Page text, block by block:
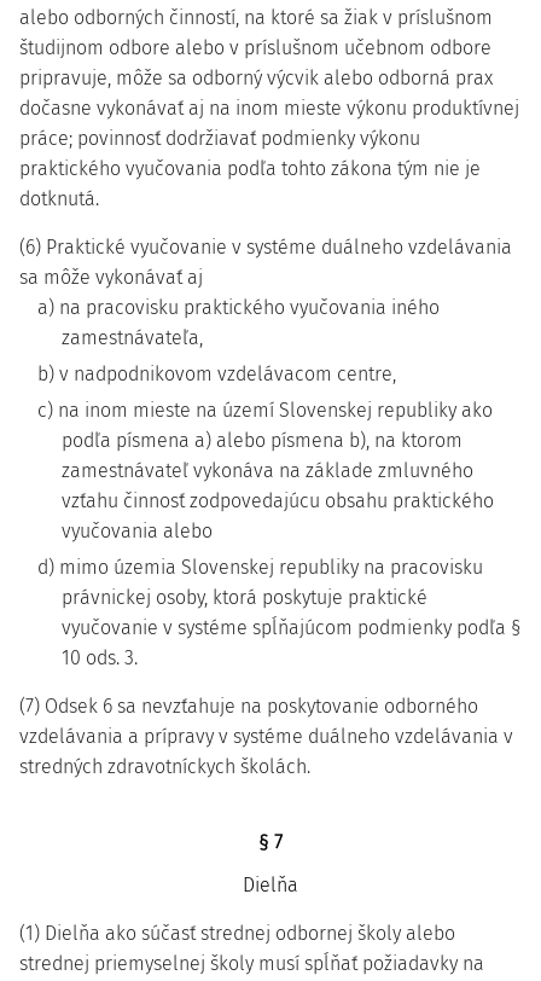
alebo odborných činností, na ktoré sa žiak v príslušnom
študijnom odbore alebo v príslušnom učebnom odbore
pripravuje, môže sa odborný výcvik alebo odborná prax
dočasne vykonávať aj na inom mieste výkonu produktívnej
práce; povinnosť dodržiavať podmienky výkonu
praktického vyučovania podľa tohto zákona tým nie je
dotknutá.
(6) Praktické vyučovanie v systéme duálneho vzdelávania
sa môže vykonávať aj
a) na pracovisku praktického vyučovania iného
zamestnávateľa,
b) v nadpodnikovom vzdelávacom centre,
c) na inom mieste na území Slovenskej republiky ako
podľa písmena a) alebo písmena b), na ktorom
zamestnávateľ vykonáva na základe zmluvného
vzťahu činnosť zodpovedajúcu obsahu praktického
vyučovania alebo
d) mimo územia Slovenskej republiky na pracovisku
právnickej osoby, ktorá poskytuje praktické
vyučovanie v systéme spĺňajúcom podmienky podľa §
10 ods. 3.
(7) Odsek 6 sa nevzťahuje na poskytovanie odborného
vzdelávania a prípravy v systéme duálneho vzdelávania v
stredných zdravotníckych školách.
§ 7
Dielňa
(1) Dielňa ako súčasť strednej odbornej školy alebo
strednej priemyselnej školy musí spĺňať požiadavky na